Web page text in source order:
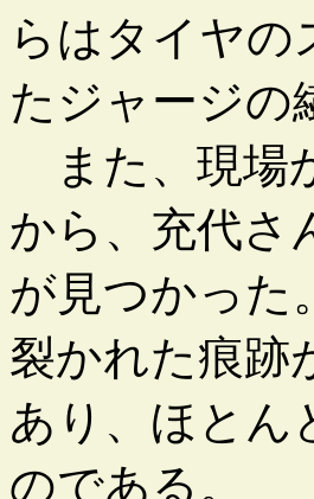
らはタイヤの
たジャージの
また、現場
から、充代さ
が見つかった
裂かれた痕跡
あり、ほとん
のである。